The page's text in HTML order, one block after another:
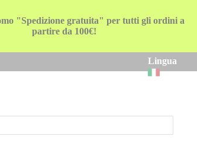
"Spedizione gratuita" per tutti gli ordini a
partire da 100€!
Lingua